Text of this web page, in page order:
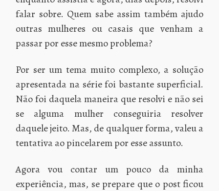
falar sobre. Quem sabe assim também ajudo
outras mulheres ou casais que venham a
passar por esse mesmo problema?
Por ser um tema muito complexo, a solução
apresentada na série foi bastante superficial.
Não foi daquela maneira que resolvi e não sei
se alguma mulher conseguiria resolver
daquele jeito. Mas, de qualquer forma, valeu a
tentativa ao pincelarem por esse assunto.
Agora vou contar um pouco da minha
experiência, mas, se prepare que o post ficou